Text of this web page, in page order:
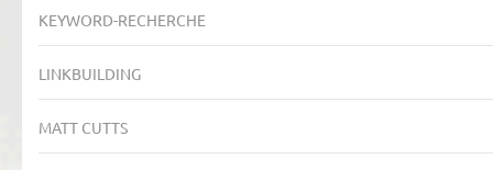
KEYWORD-RECHERCHE
LINKBUILDING
MATT CUTTS